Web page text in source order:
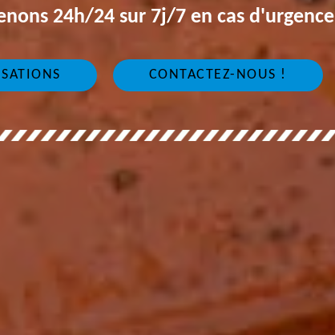
24h/24 sur 7j/7 en cas d'urgence
CONTACTEZ-NOUS !